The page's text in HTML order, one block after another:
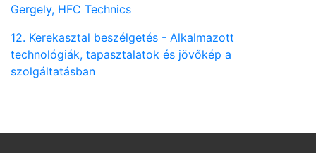
Gergely, HFC Technics
12. Kerekasztal beszélgetés - Alkalmazott
technológiák, tapasztalatok és jövőkép a
szolgáltatásban